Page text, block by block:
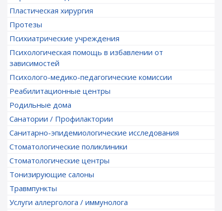
Пластическая хирургия
Протезы
Психиатрические учреждения
Психологическая помощь в избавлении от
зависимостей
Психолого-медико-педагогические комиссии
Реабилитационные центры
Родильные дома
Санатории / Профилактории
Санитарно-эпидемиологические исследования
Стоматологические поликлиники
Стоматологические центры
Тонизирующие салоны
Травмпункты
Услуги аллерголога / иммунолога